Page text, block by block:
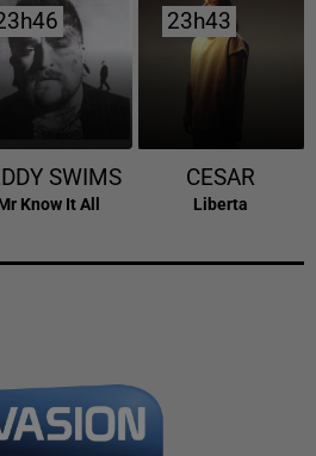
SWIMS
Know It All
23h43
23h43
CESAR
Liberta